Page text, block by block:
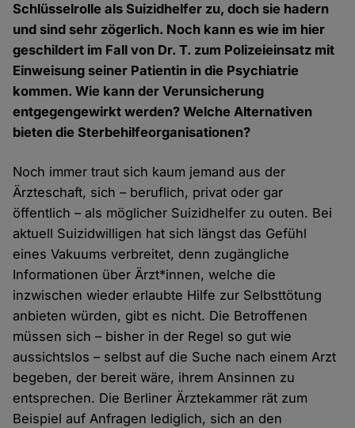
Schlüsselrolle als Suizidhelfer zu, doch sie hadern
und sind sehr zögerlich. Noch kann es wie im hier
geschildert im Fall von Dr. T. zum Polizeieinsatz mit
Einweisung seiner Patientin in die Psychiatrie
kommen. Wie kann der Verunsicherung
entgegengewirkt werden? Welche Alternativen
bieten die Sterbehilfeorganisationen?
Noch immer traut sich kaum jemand aus der
Ärzteschaft, sich – beruflich, privat oder gar
öffentlich – als möglicher Suizidhelfer zu outen. Bei
aktuell Suizidwilligen hat sich längst das Gefühl
eines Vakuums verbreitet, denn zugängliche
Informationen über Ärzt*innen, welche die
inzwischen wieder erlaubte Hilfe zur Selbsttötung
anbieten würden, gibt es nicht. Die Betroffenen
müssen sich – bisher in der Regel so gut wie
aussichtslos – selbst auf die Suche nach einem Arzt
begeben, der bereit wäre, ihrem Ansinnen zu
entsprechen. Die Berliner Ärztekammer rät zum
Beispiel auf Anfragen lediglich, sich an den